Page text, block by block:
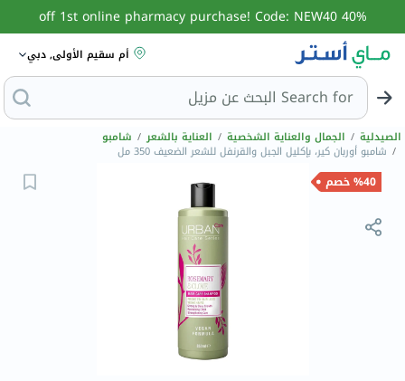
40% off 1st online pharmacy purchase! Code: NEW40
أم سقيم الأولى, دبي
Search for البحث عن مزيل عرق
الصيدلية / الجمال والعناية الشخصية / العناية بالشعر / شامبو
/ شامبو أوربان كير، بإكليل الجبل والقرنفل للشعر الضعيف 350 مل
%40 خصم